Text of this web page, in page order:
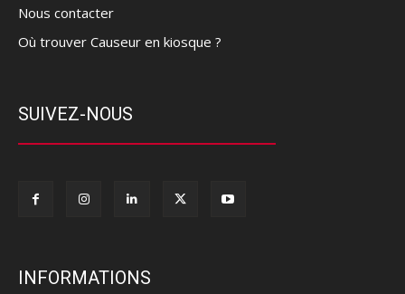
Nous contacter
Où trouver Causeur en kiosque ?
SUIVEZ-NOUS
INFORMATIONS